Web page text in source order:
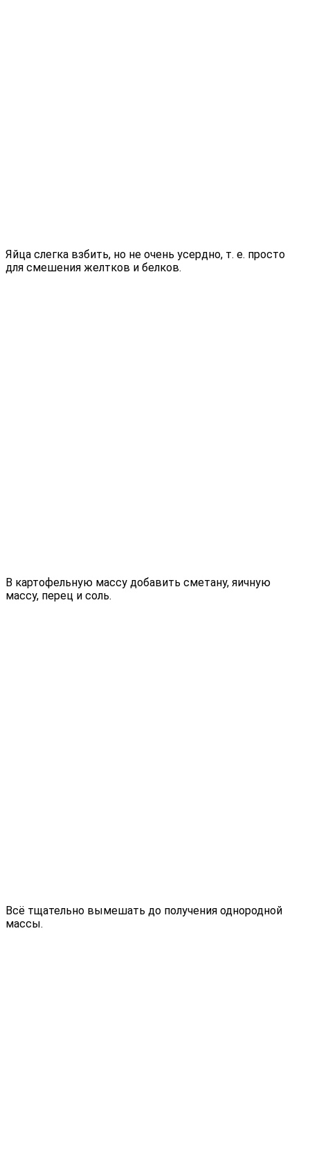
Яйца слегка взбить, но не очень усердно, т. е. просто
для смешения желтков и белков.
В картофельную массу добавить сметану, яичную
массу, перец и соль.
Всё тщательно вымешать до получения однородной
массы.